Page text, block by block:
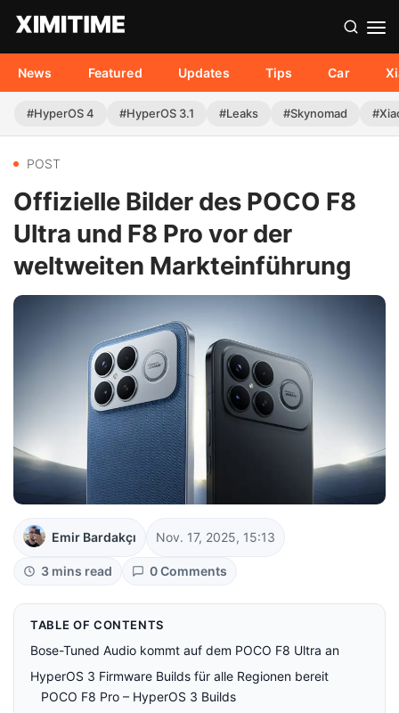
News Featured Updates Tips Car
#HyperOS 4 #HyperOS 3.1 #Leaks #Skynomad
POST
Offizielle Bilder des POCO F8
Ultra und F8 Pro vor der
weltweiten Markteinführung
Emir Bardakçı Nov. 17, 2025, 15:13
3 mins read 0 Comments
TABLE OF CONTENTS
Bose-Tuned Audio kommt auf dem POCO F8 Ultra an
HyperOS 3 Firmware Builds für alle Regionen bereit
POCO F8 Pro – HyperOS 3 Builds